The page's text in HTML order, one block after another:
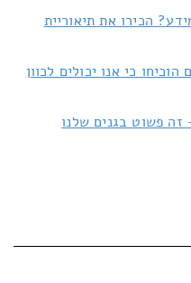
הכירו את תיאוריית
כי אנו יכולים לכוון
פשוט בגנים שלנו